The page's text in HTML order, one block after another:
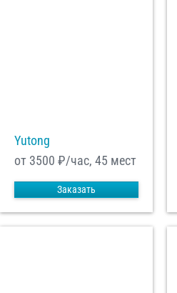
Yutong
от 3500 ₽/час, 45 мест
Заказать